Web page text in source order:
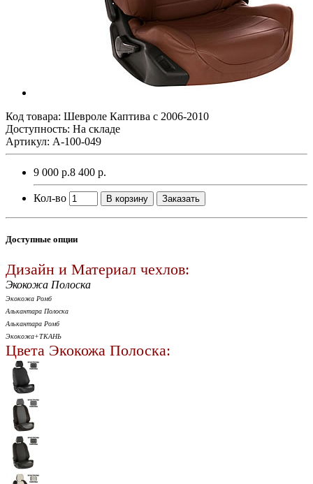
Код товара: Шевроле Каптива с 2006-2010
Доступность: На складе
Артикул: A-100-049
9 000 р.8 400 р.
Кол-во В корзину Заказать
Доступные опции
Дизайн и Материал чехлов:
Экокожа Полоска
Экокожа Ромб
Алькантара Полоска
Алькантара Ромб
Экокожа+ТКАНЬ
Цвета Экокожа Полоска: